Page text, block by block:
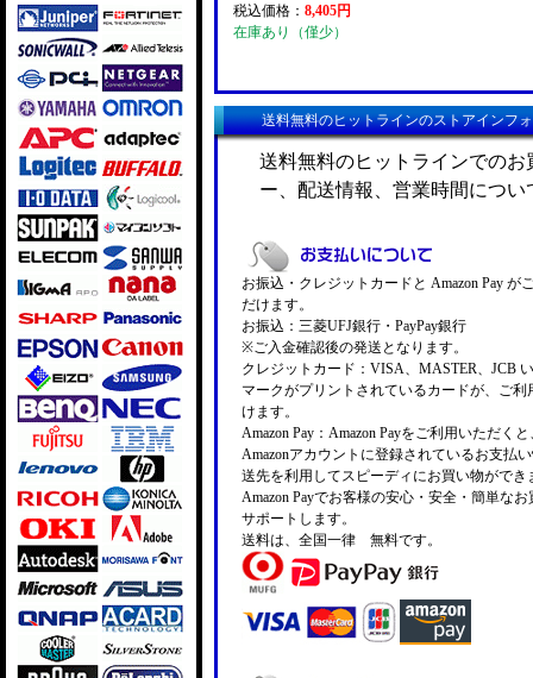
税込価格： 8,405円
在庫あり（僅少）
送料無料のヒットラインのストアインフ
送料無料のヒットラインでの
ー、配送情報、営業時間につ
お振込・クレジットカードと Amazon Pay が
だけます。
お振込：三菱UFJ銀行・PayPay銀行
※ご入金確認後の発送となります。
クレジットカード：VISA、MASTER、JCB
マークがプリントされているカードが、ご利
けます。
Amazon Pay：Amazon Payをご利用いただく
Amazonアカウントに登録されているお支払
送先を利用してスピーディにお買い物ができ
Amazon Payでお客様の安心・安全・簡単な
サポートします。
送料は、全国一律 無料です。